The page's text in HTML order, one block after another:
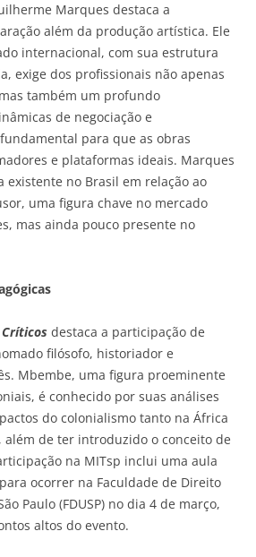
Marques destaca a
além da produção artística. Ele
internacional, com sua estrutura
exige dos profissionais não apenas
também um profundo
de negociação e
para que as obras
e plataformas ideais. Marques
existente no Brasil em relação ao
uma figura chave no mercado
mas ainda pouco presente no
destaca a participação de
filósofo, historiador e
Mbembe, uma figura proeminente
é conhecido por suas análises
do colonialismo tanto na África
de ter introduzido o conceito de
na MITsp inclui uma aula
ocorrer na Faculdade de Direito
Paulo (FDUSP) no dia 4 de março,
altos do evento.